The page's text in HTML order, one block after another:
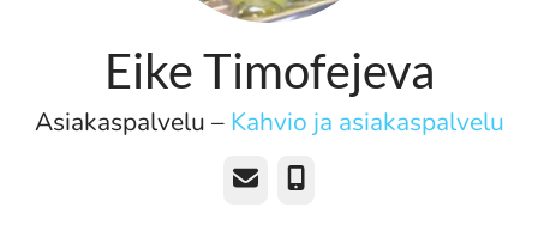
Eike Timofejeva
Asiakaspalvelu – Kahvio ja asiakaspalvelu
SähköpostiPuhelin